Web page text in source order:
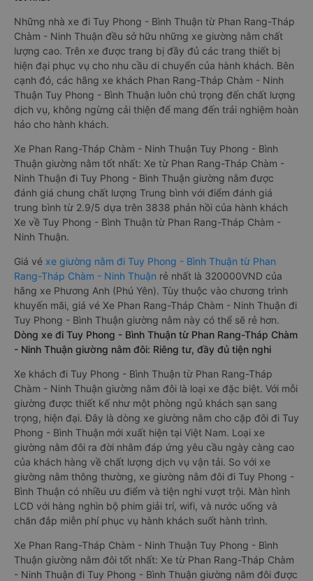
Những nhà xe đi Tuy Phong - Bình Thuận từ Phan Rang-Tháp
Chàm - Ninh Thuận đều sở hữu những xe giường nằm chất
lượng cao. Trên xe được trang bị đầy đủ các trang thiết bị
hiện đại phục vụ cho nhu cầu di chuyển của hành khách. Bên
cạnh đó, các hãng xe khách Phan Rang-Tháp Chàm - Ninh
Thuận Tuy Phong - Bình Thuận luôn chú trọng đến chất lượng
dịch vụ, không ngừng cải thiện để mang đến trải nghiệm hoàn
hảo cho hành khách.
Xe Phan Rang-Tháp Chàm - Ninh Thuận Tuy Phong - Bình
Thuận giường nằm tốt nhất: Xe từ Phan Rang-Tháp Chàm -
Ninh Thuận đi Tuy Phong - Bình Thuận giường nằm được
đánh giá chung chất lượng Trung bình với điểm đánh giá
trung bình từ 2.9/5 dựa trên 3838 phản hồi của hành khách
Xe về Tuy Phong - Bình Thuận từ Phan Rang-Tháp Chàm -
Ninh Thuận.
Giá vé xe giường nằm đi Tuy Phong - Bình Thuận từ Phan
Rang-Tháp Chàm - Ninh Thuận rẻ nhất là 320000VND của
hãng xe Phương Anh (Phú Yên). Tùy thuộc vào chương trình
khuyến mãi, giá vé Xe Phan Rang-Tháp Chàm - Ninh Thuận đi
Tuy Phong - Bình Thuận giường nằm này có thể sẽ rẻ hơn.
Dòng xe đi Tuy Phong - Bình Thuận từ Phan Rang-Tháp Chàm
- Ninh Thuận giường nằm đôi: Riêng tư, đầy đủ tiện nghi
Xe khách đi Tuy Phong - Bình Thuận từ Phan Rang-Tháp
Chàm - Ninh Thuận giường nằm đôi là loại xe đặc biệt. Với mỗi
giường được thiết kế như một phòng ngủ khách sạn sang
trọng, hiện đại. Đây là dòng xe giường nằm cho cặp đôi đi Tuy
Phong - Bình Thuận mới xuất hiện tại Việt Nam. Loại xe
giường nằm đôi ra đời nhằm đáp ứng yêu cầu ngày càng cao
của khách hàng về chất lượng dịch vụ vận tải. So với xe
giường nằm thông thường, xe giường nằm đôi đi Tuy Phong -
Bình Thuận có nhiều ưu điểm và tiện nghi vượt trội. Màn hình
LCD với hàng nghìn bộ phim giải trí, wifi, và nước uống và
chăn đắp miễn phí phục vụ hành khách suốt hành trình.
Xe Phan Rang-Tháp Chàm - Ninh Thuận Tuy Phong - Bình
Thuận giường nằm đôi tốt nhất: Xe từ Phan Rang-Tháp Chàm
- Ninh Thuận đi Tuy Phong - Bình Thuận giường nằm đôi được